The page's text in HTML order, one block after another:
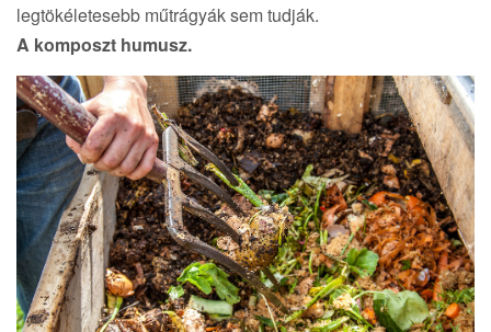
legtökéletesebb műtrágyák sem tudják.
A komposzt humusz.